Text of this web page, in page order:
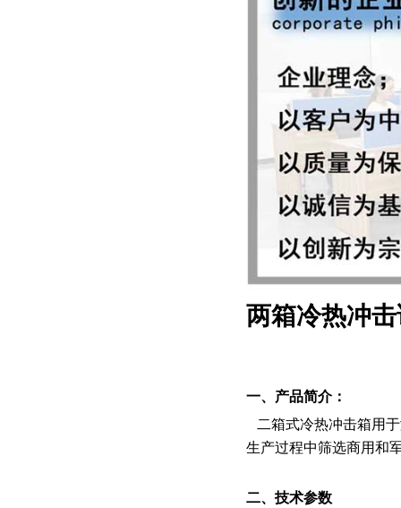
两箱冷热冲
一、产品简介：
二箱式​冷热冲击箱用
生产过程中筛选商用和
二、技术参数